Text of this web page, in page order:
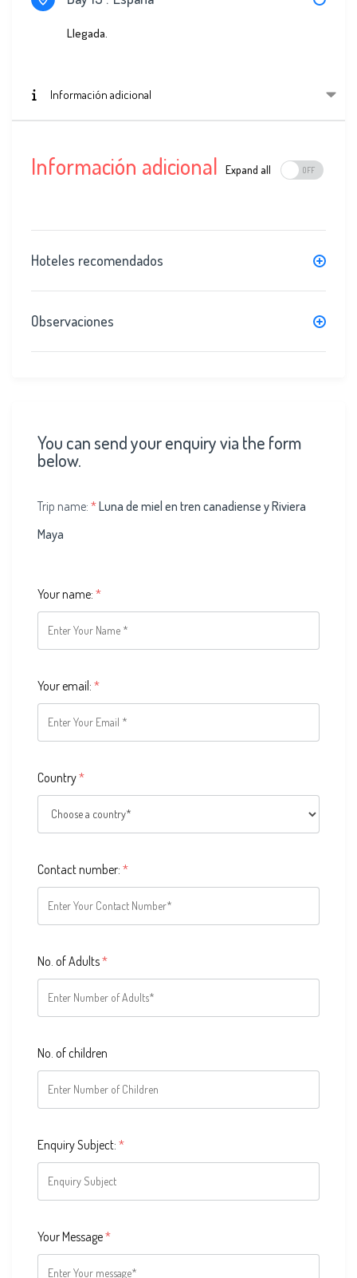
Llegada.
Información adicional
Información adicional Expand all
Hoteles recomendados
Observaciones
You can send your enquiry via the form
below.
Trip name: *Luna de miel en tren canadiense y Riviera
Maya
Your name: *
Your email: *
Country*
Contact number: *
No. of Adults*
No. of children
Enquiry Subject: *
Your Message*